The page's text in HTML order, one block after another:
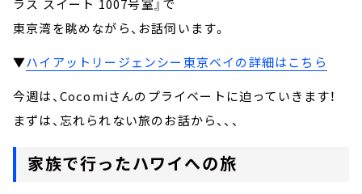
ラス スイート 1007号室』で
東京湾を眺めながら、お話伺います。
▼ハイアットリージェンシー東京ベイの詳細はこちら
今週は、Cocomiさんのプライベートに迫っていきます！
まずは、忘れられない旅のお話から、、、
家族で行ったハワイへの旅